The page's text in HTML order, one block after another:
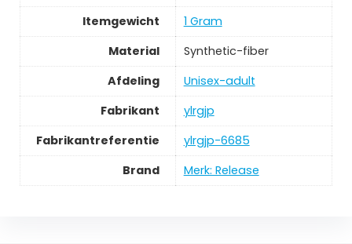
Itemgewicht
‎1 Gram
Material
‎Synthetic-fiber
Afdeling
‎Unisex-adult
Fabrikant
‎ylrgjp
Fabrikantreferentie
‎ylrgjp-6685
Brand
Merk: Release